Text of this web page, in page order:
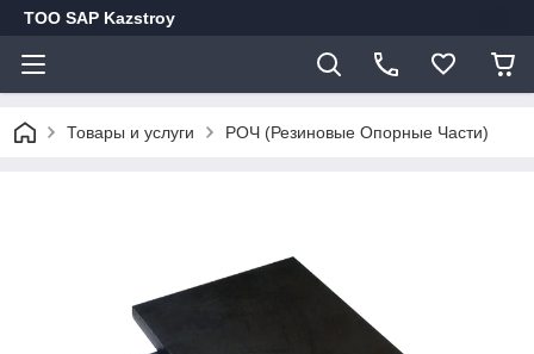
ТОО SAP Kazstroy
Товары и услуги РОЧ (Резиновые Опорные Части)